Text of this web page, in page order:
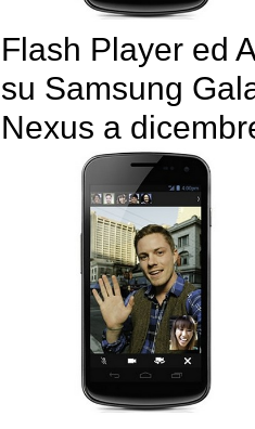
Flash Player ed
su Samsung
Nexus a